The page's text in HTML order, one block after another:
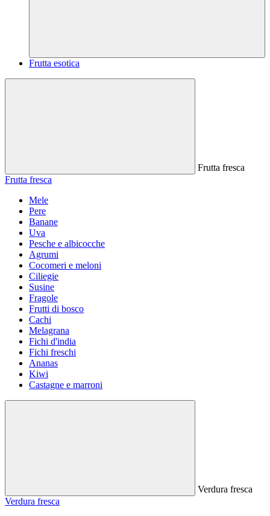
Frutta esotica
Frutta fresca
Frutta fresca
Mele
Pere
Banane
Uva
Pesche e albicocche
Agrumi
Cocomeri e meloni
Ciliegie
Susine
Fragole
Frutti di bosco
Cachi
Melagrana
Fichi d'india
Fichi freschi
Ananas
Kiwi
Castagne e marroni
Verdura fresca
Verdura fresca